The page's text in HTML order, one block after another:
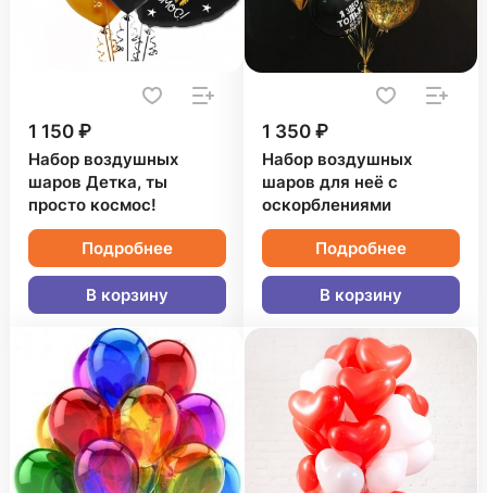
1 150 ₽
Набор воздушных
шаров Детка, ты
просто космос!
Подробнее
В корзину
1 350 ₽
Набор воздушных
шаров для неё с
оскорблениями
Подробнее
В корзину